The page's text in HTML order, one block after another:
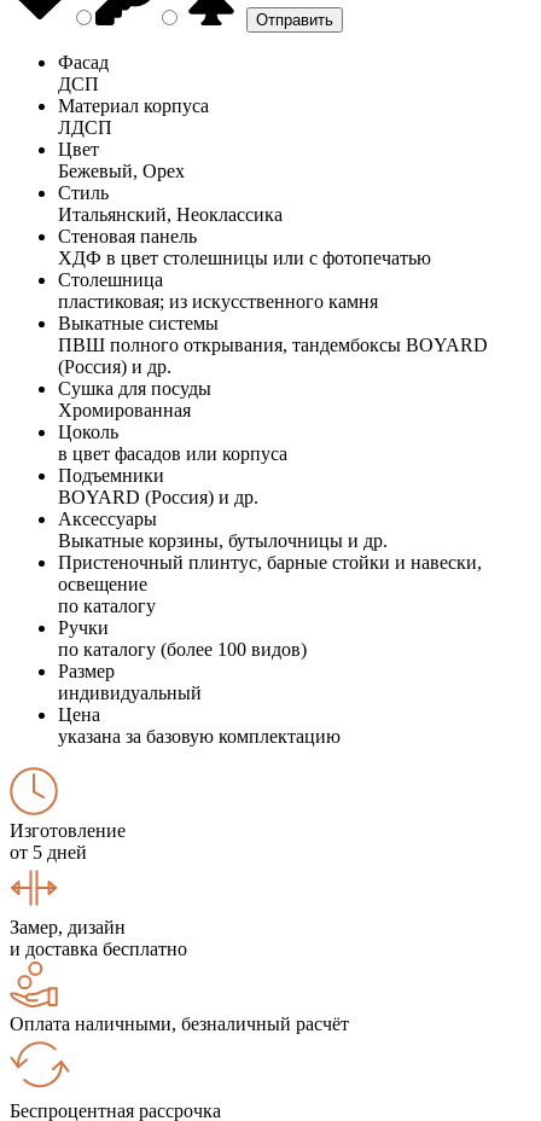
Фасад
ДСП
Материал корпуса
ЛДСП
Цвет
Бежевый, Орех
Стиль
Итальянский, Неоклассика
Стеновая панель
ХДФ в цвет столешницы или с фотопечатью
Столешница
пластиковая; из искусственного камня
Выкатные системы
ПВШ полного открывания, тандембоксы BOYARD
(Россия) и др.
Сушка для посуды
Хромированная
Цоколь
в цвет фасадов или корпуса
Подъемники
BOYARD (Россия) и др.
Аксессуары
Выкатные корзины, бутылочницы и др.
Пристеночный плинтус, барные стойки и навески,
освещение
по каталогу
Ручки
по каталогу (более 100 видов)
Размер
индивидуальный
Цена
указана за базовую комплектацию
Изготовление
от 5 дней
Замер, дизайн
и доставка бесплатно
Оплата наличными, безналичный расчёт
Беспроцентная рассрочка